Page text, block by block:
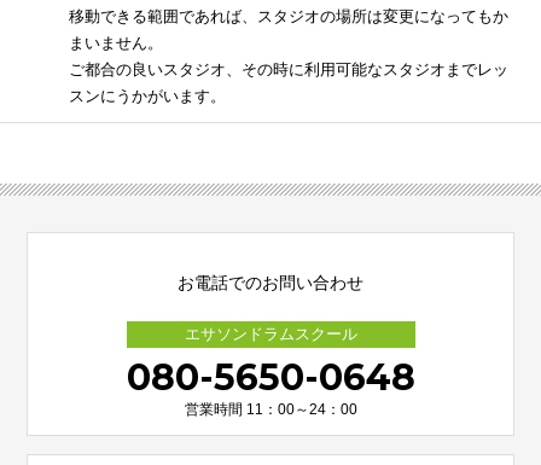
移動できる範囲であれば、スタジオの場所は変更になってもか
まいません。
ご都合の良いスタジオ、その時に利用可能なスタジオまでレッ
スンにうかがいます。
お電話でのお問い合わせ
エサソンドラムスクール
080-5650-0648
営業時間 11：00～24：00